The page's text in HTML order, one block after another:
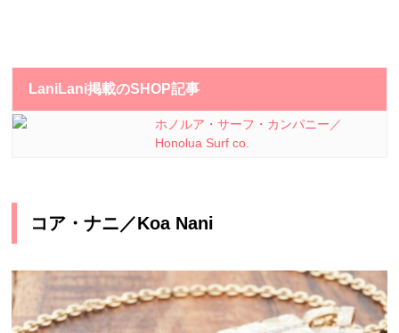
LaniLani掲載のSHOP記事
ホノルア・サーフ・カンパニー／
Honolua Surf co.
コア・ナニ／Koa Nani